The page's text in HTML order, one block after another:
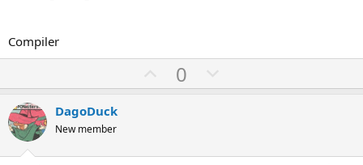
Compiler
o
t
0
e
t
DagoDuck
New member